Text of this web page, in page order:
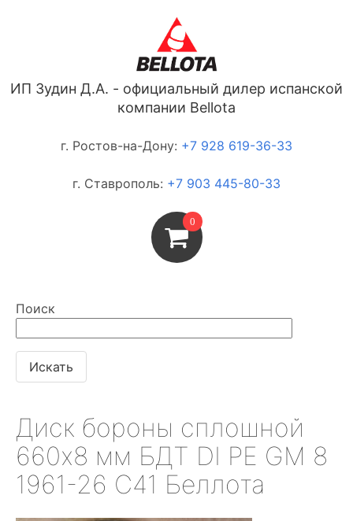
ИП Зудин Д.А. - официальный дилер испанской
компании Bellota
г. Ростов-на-Дону: +7 928 619-36-33
г. Ставрополь: +7 903 445-80-33
0
Поиск
Диск бороны сплошной
660х8 мм БДТ DI PE GM 8
1961-26 С41 Беллота